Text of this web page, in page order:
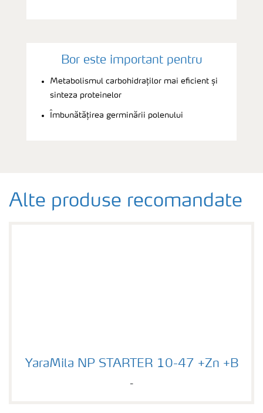
Bor este important pentru
Metabolismul carbohidraților mai eficient și
sinteza proteinelor
Îmbunătățirea germinării polenului
Alte produse recomandate
YaraMila NP STARTER 10-47 +Zn +B
-